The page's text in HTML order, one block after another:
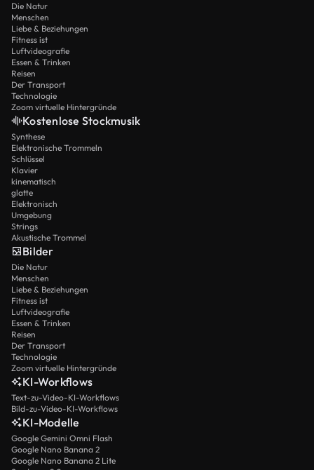
Die Natur
Menschen
Liebe & Beziehungen
Fitness ist
Luftvideografie
Essen & Trinken
Reisen
Der Transport
Technologie
Zoom virtuelle Hintergründe
Kostenlose Stockmusik
Synthese
Elektronische Trommeln
Schlüssel
Klavier
kinematisch
glatte
Elektronisch
Umgebung
Strings
Akustische Trommel
Bilder
Die Natur
Menschen
Liebe & Beziehungen
Fitness ist
Luftvideografie
Essen & Trinken
Reisen
Der Transport
Technologie
Zoom virtuelle Hintergründe
KI-Workflows
Text-zu-Video-KI-Workflows
Bild-zu-Video-KI-Workflows
KI-Modelle
Google Gemini Omni Flash
Google Nano Banana 2
Google Nano Banana 2 Lite